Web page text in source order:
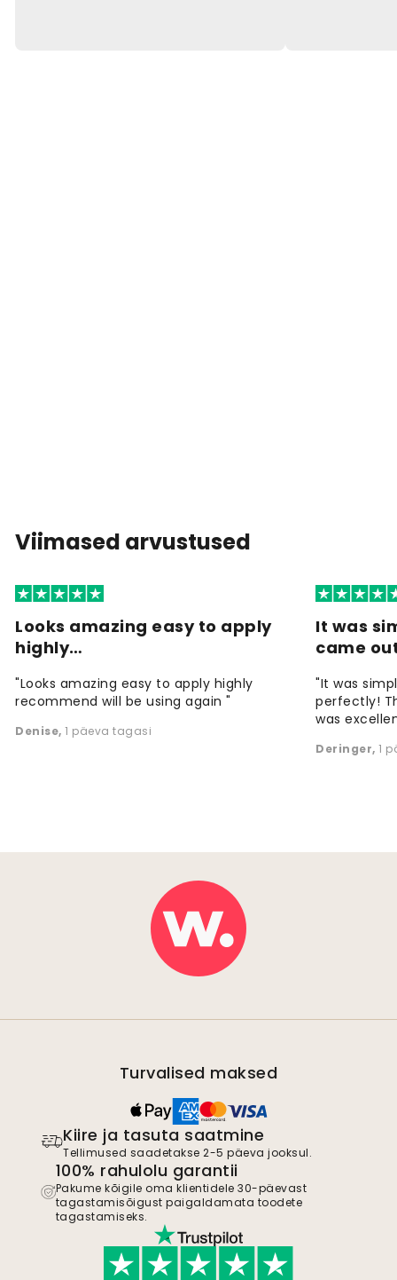
Viimased arvustused
Looks amazing easy to apply
highly…
"Looks amazing easy to apply highly
recommend will be using again "
Denise, 1 päeva tagasi
It was
came
"It was
perfectly!
was
Deringer, 1
Turvalised maksed
Kiire ja tasuta saatmine
Tellimused saadetakse 2-5 päeva jooksul.
100% rahulolu garantii
Pakume kõigile oma klientidele 30-päevast
tagastamisõigust paigaldamata toodete
tagastamiseks.